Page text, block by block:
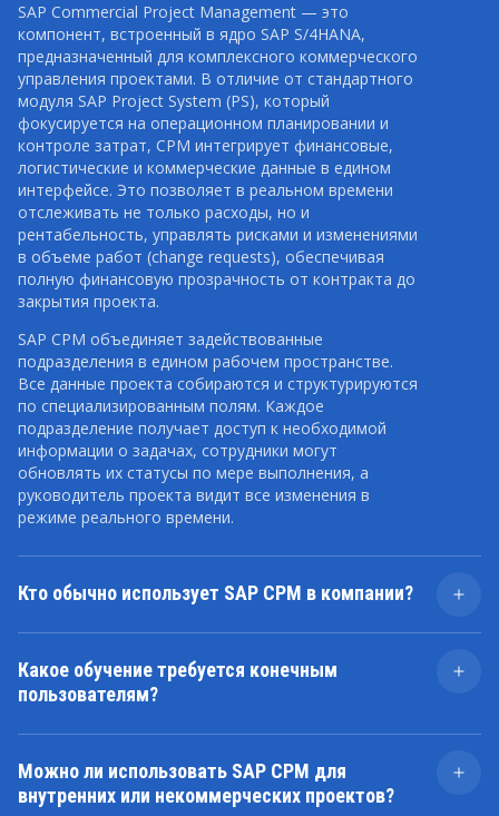
SAP Commercial Project Management — это
компонент, встроенный в ядро SAP S/4HANA,
предназначенный для комплексного коммерческого
управления проектами. В отличие от стандартного
модуля SAP Project System (PS), который
фокусируется на операционном планировании и
контроле затрат, CPM интегрирует финансовые,
логистические и коммерческие данные в едином
интерфейсе. Это позволяет в реальном времени
отслеживать не только расходы, но и
рентабельность, управлять рисками и изменениями
в объеме работ (change requests), обеспечивая
полную финансовую прозрачность от контракта до
закрытия проекта.
SAP CPM объединяет задействованные
подразделения в едином рабочем пространстве.
Все данные проекта собираются и структурируются
по специализированным полям. Каждое
подразделение получает доступ к необходимой
информации о задачах, сотрудники могут
обновлять их статусы по мере выполнения, а
руководитель проекта видит все изменения в
режиме реального времени.
Кто обычно использует SAP CPM в компании?
С SAP CPM, как правило, работают руководители
специалисты по закупкам и топ-менеджеры. Каждая
роль получает доступ к релевантным данным, что
повышает прозрачность процессов.
Какое обучение требуется конечным
пользователям?
SAP CPM интуитивно понятен для сотрудников, уже
финансовым специалистам и руководителям
рекомендуется пройти ролевое обучение. LeverX
Можно ли использовать SAP CPM для
внутренних или некоммерческих проектов?